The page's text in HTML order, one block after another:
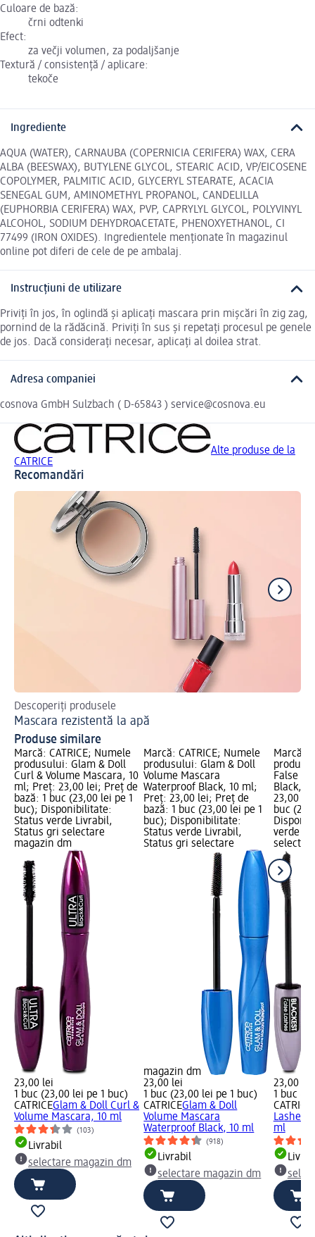
Culoare de bază:
črni odtenki
Efect:
za večji volumen, za podaljšanje
Textură / consistență / aplicare:
tekoče
Ingrediente
AQUA (WATER), CARNAUBA (COPERNICIA CERIFERA) WAX, CERA
ALBA (BEESWAX), BUTYLENE GLYCOL, STEARIC ACID, VP/EICOSENE
COPOLYMER, PALMITIC ACID, GLYCERYL STEARATE, ACACIA
SENEGAL GUM, AMINOMETHYL PROPANOL, CANDELILLA
(EUPHORBIA CERIFERA) WAX, PVP, CAPRYLYL GLYCOL, POLYVINYL
ALCOHOL, SODIUM DEHYDROACETATE, PHENOXYETHANOL, CI
77499 (IRON OXIDES). Ingredientele menționate în magazinul
online pot diferi de cele de pe ambalaj.
Instrucțiuni de utilizare
Priviți în jos, în oglindă și aplicați mascara prin mișcări în zig zag,
pornind de la rădăcină. Priviți în sus și repetați procesul pe genele
de jos. Dacă considerați necesar, aplicați al doilea strat.
Adresa companiei
cosnova GmbH Sulzbach ( D-65843 ) service@cosnova.eu
Alte produse de la
CATRICE
Recomandări
Descoperiți produsele
Mascara rezistentă la apă
Produse similare
Marcă: CATRICE; Numele
produsului: Glam & Doll
Curl & Volume Mascara, 10
ml; Preț: 23,00 lei; Preț de
bază: 1 buc (23,00 lei pe 1
buc); Disponibilitate:
Status verde Livrabil,
Status gri selectare
magazin dm
23,00 lei
1 buc (23,00 lei pe 1 buc)
CATRICEGlam & Doll Curl &
Volume Mascara, 10 ml
(103)
Livrabil
selectare magazin dm
Marcă: CATRICE; Numele
produsului: Glam & Doll
Volume Mascara
Waterproof Black, 10 ml;
Preț: 23,00 lei; Preț de
bază: 1 buc (23,00 lei pe 1
buc); Disponibilitate:
Status verde Livrabil,
Status gri selectare
magazin dm
23,00 lei
1 buc (23,00 lei pe 1 buc)
CATRICEGlam & Doll
Volume Mascara
Waterproof Black, 10 ml
(918)
Livrabil
selectare magazin dm
Marcă:
False
Black,
23,00
buc
verde
23,00 lei
1 buc
CATRICE
Lashes
ml